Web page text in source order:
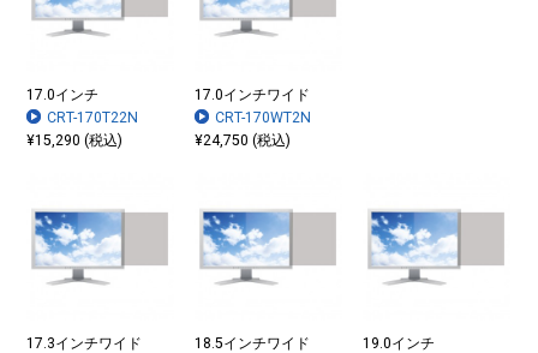
17.0インチ
CRT-170T22N
¥15,290 (税込)
17.0インチワイド
CRT-170WT2N
¥24,750 (税込)
17.3インチワイド
18.5インチワイド
19.0インチ